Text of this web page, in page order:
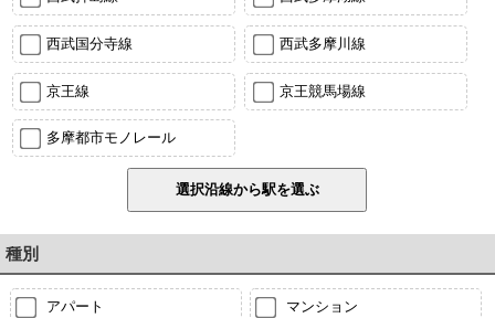
西武国分寺線 西武多摩川線
京王線 京王競馬場線
多摩都市モノレール
種別
アパート マンション